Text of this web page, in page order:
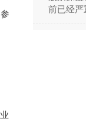
前已经